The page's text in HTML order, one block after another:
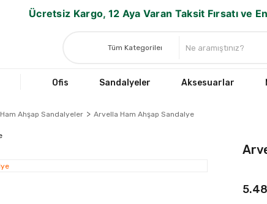
Ücretsiz Kargo, 12 Aya Varan Taksit Fırsatı ve
Ofis Sandalyeler Aksesuarlar
Ham Ahşap Sandalyeler Arvella Ham Ahşap Sandalye